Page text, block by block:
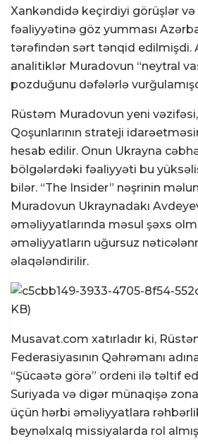
Xankəndidə keçirdiyi görüşlər və
fəaliyyətinə göz yumması
tərəfindən sərt tənqid edilmişdi.
analitiklər Muradovun “neytral
pozduğunu dəfələrlə
Rüstəm Muradovun yeni vəzifəsi,
Qoşunlarının strateji
hesab edilir. Onun Ukrayna
bölgələrdəki fəaliyyəti bu
bilər. “The Insider” nəşrinin
Muradovun Ukraynadakı
əməliyyatlarında məsul şəxs
əməliyyatların uğursuz
əlaqələndirilir.
Musavat.com xatırladır ki,
Federasiyasının Qəhrəmanı
“Şücaətə görə” ordeni ilə təltif
Suriyada və digər münaqişə
üçün hərbi əməliyyatlara
beynəlxalq missiyalarda rol